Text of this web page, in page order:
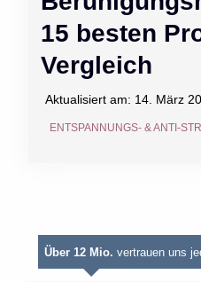
15 besten
Vergleich
Aktualisiert am: 14. März
ENTSPANNUNGS- & ANTI-
Über 12 Mio. vertrauen uns